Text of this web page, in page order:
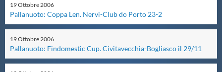
Centri Federali
Area Legislativa
19Ottobre2006
Pallanuoto: Coppa Len. Nervi-Club do Porto 23-2
19Ottobre2006
Pallanuoto: Findomestic Cup. Civitavecchia-Bogliasco il 29/11